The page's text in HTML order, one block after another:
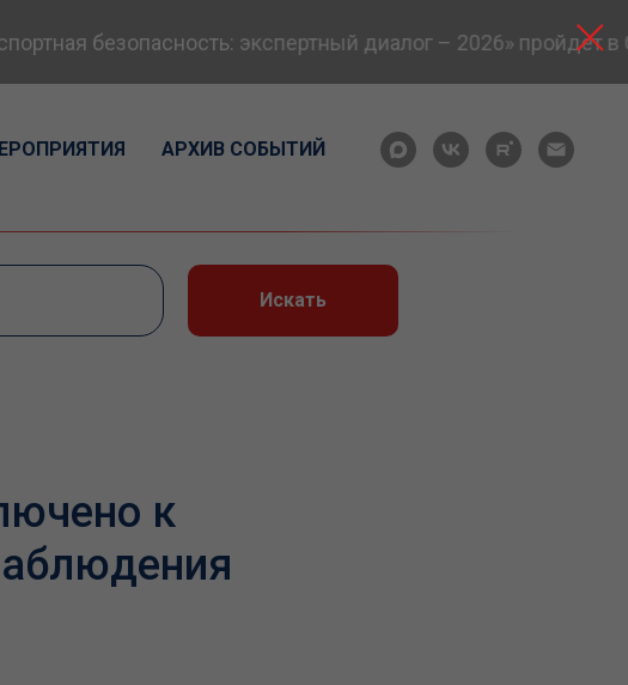
безопасность: экспертный диалог – 2026» пройдет в
АРХИВ СОБЫТИЙ
Искать
к